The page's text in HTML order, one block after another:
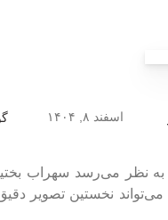
اسفند ۸, ۱۴۰۴
به نظر می‌رسد سهراب
نخستین تصویر